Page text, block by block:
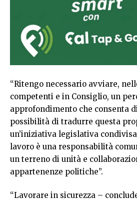
“Ritengo necessario avviare,
competenti e in Consiglio, un
approfondimento che consenta
possibilità di tradurre questa
un’iniziativa legislativa
lavoro è una responsabilità
un terreno di unità e
appartenenze politiche”.
“Lavorare in sicurezza –